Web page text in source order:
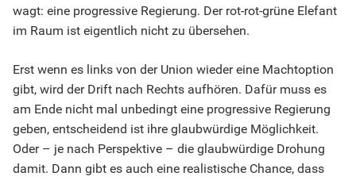
wagt: eine progressive Regierung. Der rot-rot-grüne Elefant
im Raum ist eigentlich nicht zu übersehen.
Erst wenn es links von der Union wieder eine Machtoption
gibt, wird der Drift nach Rechts aufhören. Dafür muss es
am Ende nicht mal unbedingt eine progressive Regierung
geben, entscheidend ist ihre glaubwürdige Möglichkeit.
Oder – je nach Perspektive – die glaubwürdige Drohung
damit. Dann gibt es auch eine realistische Chance, dass